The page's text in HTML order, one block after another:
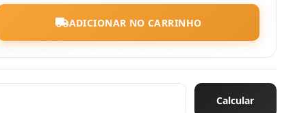
ADICIONAR NO CARRINHO